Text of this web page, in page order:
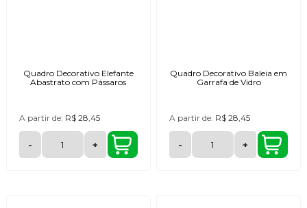
Quadro Decorativo Elefante
Abastrato com Pássaros
A partir de: R$ 28,45
- +
Quadro Decorativo Baleia em
Garrafa de Vidro
A partir de: R$ 28,45
- +